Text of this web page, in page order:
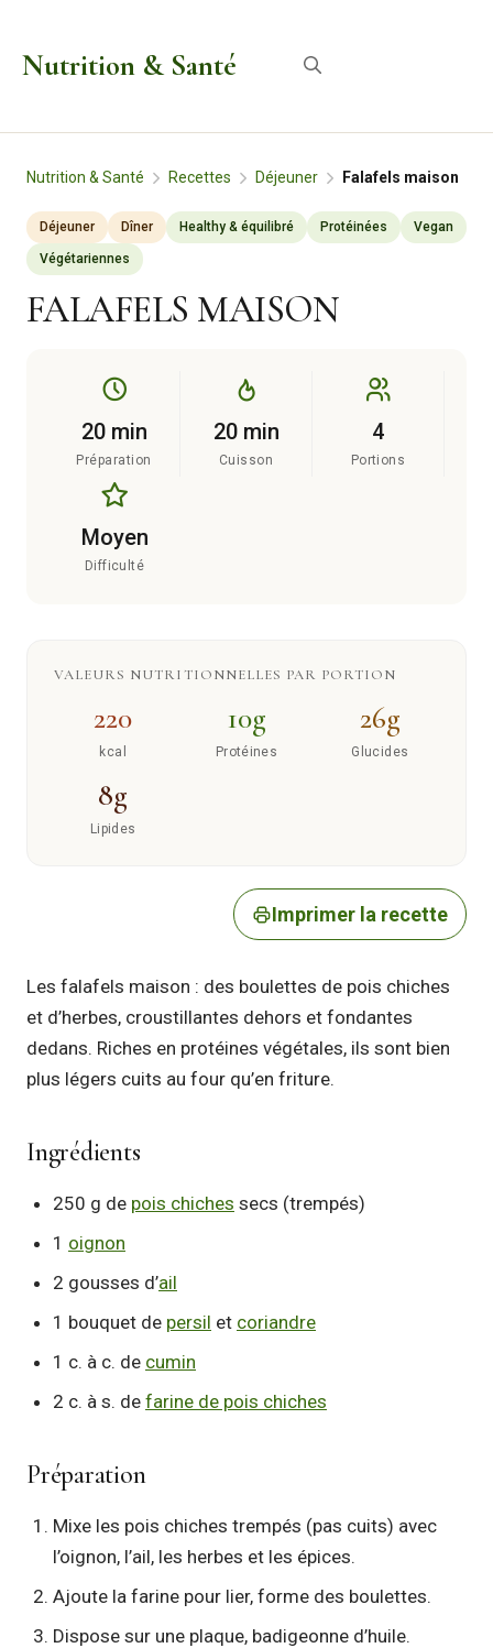
Nutrition & Santé
Nutrition & Santé Recettes Déjeuner Falafels maison
Déjeuner Dîner Healthy & équilibré Protéinées Vegan
Végétariennes
FALAFELS MAISON
20 min
Préparation
20 min
Cuisson
4
Portions
Moyen
Difficulté
VALEURS NUTRITIONNELLES PAR PORTION
220
kcal
10g
Protéines
26g
Glucides
8g
Lipides
Imprimer la recette
Les falafels maison : des boulettes de pois chiches
et d’herbes, croustillantes dehors et fondantes
dedans. Riches en protéines végétales, ils sont bien
plus légers cuits au four qu’en friture.
Ingrédients
250 g de pois chiches secs (trempés)
1 oignon
2 gousses d’ail
1 bouquet de persil et coriandre
1 c. à c. de cumin
2 c. à s. de farine de pois chiches
Préparation
Mixe les pois chiches trempés (pas cuits) avec
l’oignon, l’ail, les herbes et les épices.
Ajoute la farine pour lier, forme des boulettes.
Dispose sur une plaque, badigeonne d’huile.